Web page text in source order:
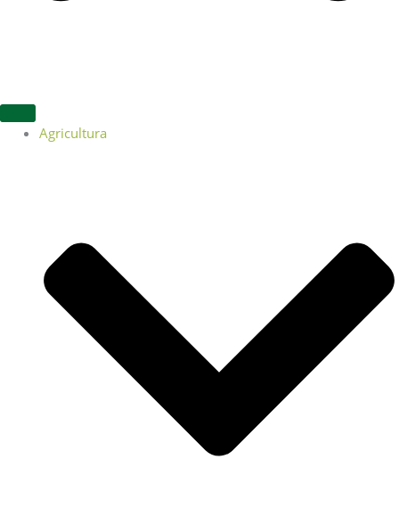
Agricultura